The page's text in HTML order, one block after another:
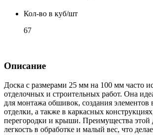
Кол-во в куб/шт
67
Описание
Доска с размерами 25 мм на 100 мм часто
отделочных и строительных работ. Она
для монтажа обшивок, создания элементов
отделки, а также в каркасных
перегородки и крыши. Преимущества этой
легкость в обработке и малый вес, что